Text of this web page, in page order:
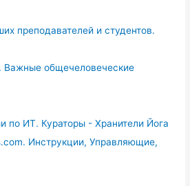
преподавателей и студентов.
Важные общечеловеческие
по ИТ. Кураторы - Хранители Йога
Инструкции, Управляющие,